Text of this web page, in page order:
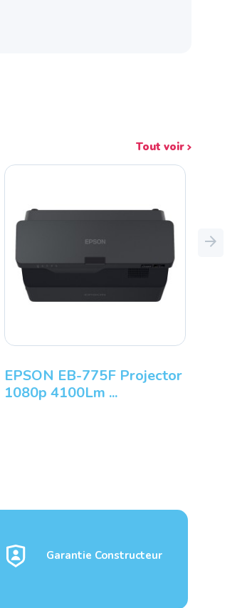
Tout voir
EPSON EB-775F Projector
1080p 4100Lm ...
Next
Garantie Constructeur